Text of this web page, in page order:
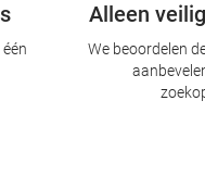
Alleen
We beoordelen